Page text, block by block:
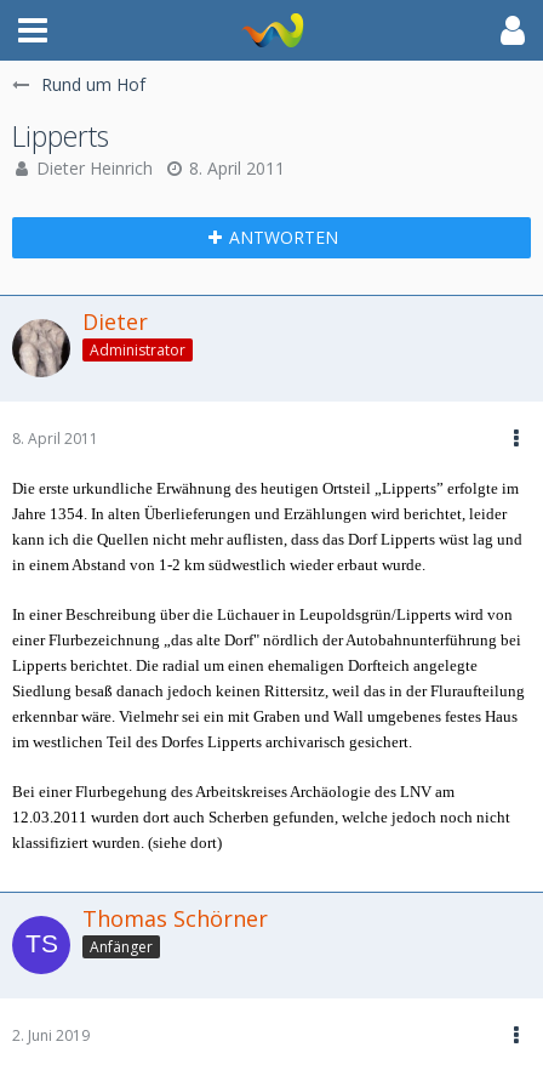
Rund um Hof
Lipperts
Dieter Heinrich 8. April 2011
ANTWORTEN
Dieter
Administrator
8. April 2011
Die erste urkundliche Erwähnung des heutigen Ortsteil „Lipperts” erfolgte im
Jahre 1354. In alten Überlieferungen und Erzählungen wird berichtet, leider
kann ich die Quellen nicht mehr auflisten, dass das Dorf Lipperts wüst lag und
in einem Abstand von 1-2 km südwestlich wieder erbaut wurde.
In einer Beschreibung über die Lüchauer in Leupoldsgrün/Lipperts wird von
einer Flurbezeichnung „das alte Dorf" nördlich der Autobahnunterführung bei
Lipperts berichtet. Die radial um einen ehemaligen Dorfteich angelegte
Siedlung besaß danach jedoch keinen Rittersitz, weil das in der Fluraufteilung
erkennbar wäre. Vielmehr sei ein mit Graben und Wall umgebenes festes Haus
im westlichen Teil des Dorfes Lipperts archivarisch gesichert.
Bei einer Flurbegehung des Arbeitskreises Archäologie des LNV am
12.03.2011 wurden dort auch Scherben gefunden, welche jedoch noch nicht
klassifiziert wurden. (siehe dort)
Thomas Schörner
Anfänger
2. Juni 2019